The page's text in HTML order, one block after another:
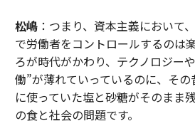
松嶋：つまり、資本主義において
で労働者をコントロールするのは
ろが時代がかわり、テクノロジー
働”が薄れていっているのに、そ
に使っていた塩と砂糖がそのまま
の食と社会の問題です。